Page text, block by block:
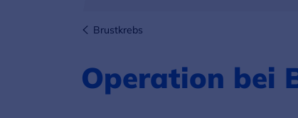
Brustkrebs
Operation bei